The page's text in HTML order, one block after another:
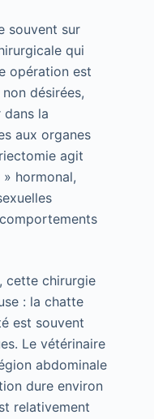
souvent sur
qui
opération est
désirées,
dans la
aux organes
agit
hormonal,
cette chirurgie
: la chatte
est souvent
Le vétérinaire
abdominale
dure environ
relativement